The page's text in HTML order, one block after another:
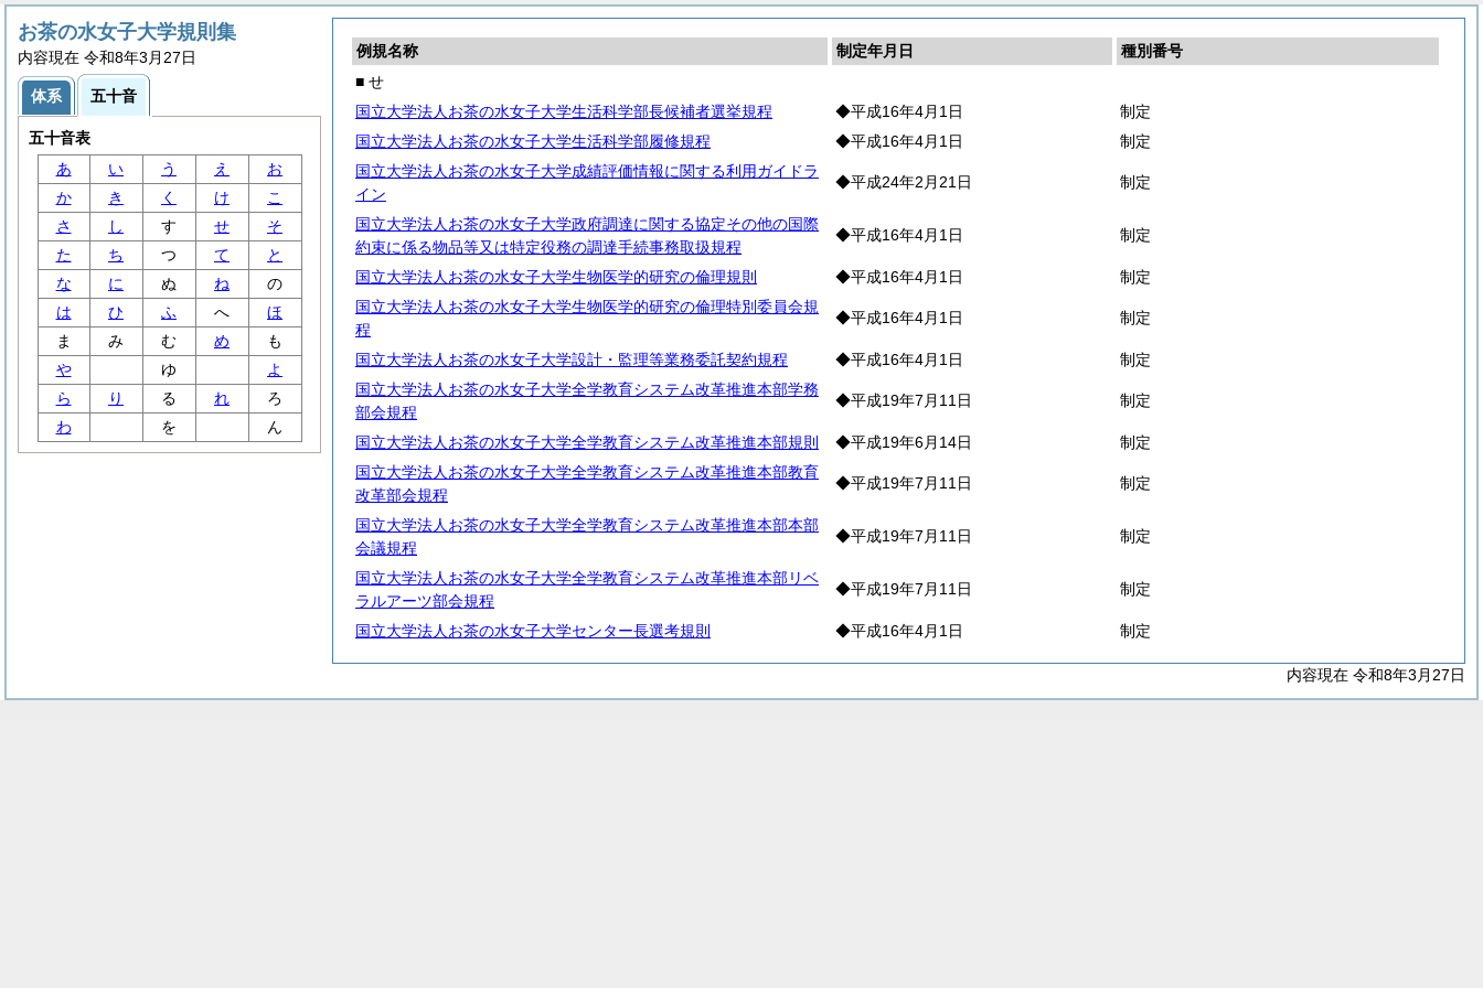
例規名称 制定年月日
種別番号
■ せ
国立大学法人お茶の水女子大学生活科学部長候補者選挙規程
◆平成16年4月1日
制定
国立大学法人お茶の水女子大学生活科学部履修規程
◆平成16年4月1日
制定
国立大学法人お茶の水女子大学成績評価情報に関する利用ガイドラ
イン
◆平成24年2月21日 制定
国立大学法人お茶の水女子大学政府調達に関する協定その他の国際
約束に係る物品等又は特定役務の調達手続事務取扱規程
◆平成16年4月1日 制定
国立大学法人お茶の水女子大学生物医学的研究の倫理規則 ◆平成16年4月1日
制定
国立大学法人お茶の水女子大学生物医学的研究の倫理特別委員会規
程
◆平成16年4月1日 制定
国立大学法人お茶の水女子大学設計・監理等業務委託契約規程 ◆平成16年4月1日
制定
国立大学法人お茶の水女子大学全学教育システム改革推進本部学務
部会規程
◆平成19年7月11日 制定
国立大学法人お茶の水女子大学全学教育システム改革推進本部規則 ◆平成19年6月14日
制定
国立大学法人お茶の水女子大学全学教育システム改革推進本部教育
改革部会規程
◆平成19年7月11日 制定
国立大学法人お茶の水女子大学全学教育システム改革推進本部本部
会議規程
◆平成19年7月11日 制定
国立大学法人お茶の水女子大学全学教育システム改革推進本部リベ
ラルアーツ部会規程
◆平成19年7月11日 制定
国立大学法人お茶の水女子大学センター長選考規則 ◆平成16年4月1日 制定
内容現在 令和8年3月27日
お茶の水女子大学規則集
内容現在 令和8年3月27日
体系 五十音
五十音表
あ
い う え
お
か
き く け
こ
さ
し す せ
そ
た
ち つ て
と
な
に ぬ ね
の
は
ひ ふ へ
ほ
ま
み む め
も
や
ゆ
よ
ら
り る れ
ろ
わ
を ん